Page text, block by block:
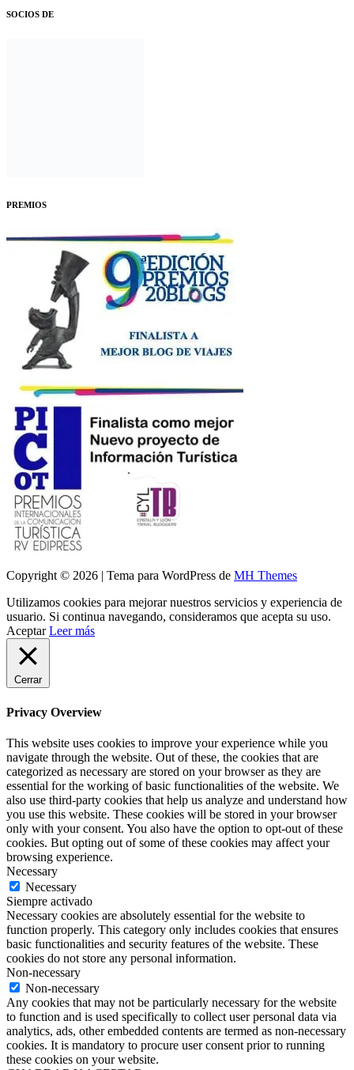
SOCIOS DE
PREMIOS
Copyright © 2026 | Tema para WordPress de MH Themes
Utilizamos cookies para mejorar nuestros servicios y experiencia de
usuario. Si continua navegando, consideramos que acepta su uso.
Aceptar Leer más
Cerrar
Privacy Overview
This website uses cookies to improve your experience while you
navigate through the website. Out of these, the cookies that are
categorized as necessary are stored on your browser as they are
essential for the working of basic functionalities of the website. We
also use third-party cookies that help us analyze and understand how
you use this website. These cookies will be stored in your browser
only with your consent. You also have the option to opt-out of these
cookies. But opting out of some of these cookies may affect your
browsing experience.
Necessary
Necessary
Siempre activado
Necessary cookies are absolutely essential for the website to
function properly. This category only includes cookies that ensures
basic functionalities and security features of the website. These
cookies do not store any personal information.
Non-necessary
Non-necessary
Any cookies that may not be particularly necessary for the website
to function and is used specifically to collect user personal data via
analytics, ads, other embedded contents are termed as non-necessary
cookies. It is mandatory to procure user consent prior to running
these cookies on your website.